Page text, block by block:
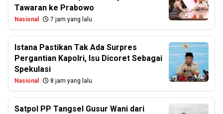
Tawaran ke Prabowo
Nasional 7 jam yang lalu
Istana Pastikan Tak Ada Surpres
Pergantian Kapolri, Isu Dicoret Sebagai
Spekulasi
Nasional 8 jam yang lalu
Satpol PP Tangsel Gusur Wani dari